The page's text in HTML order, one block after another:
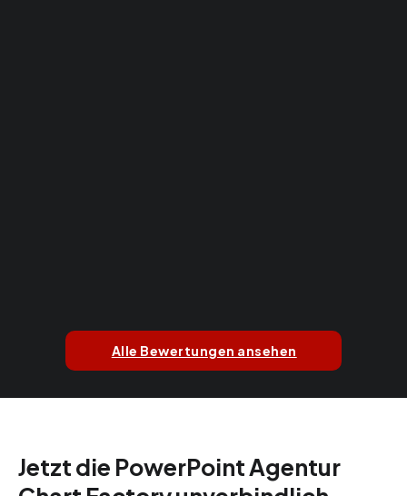
Alle Bewertungen ansehen
Jetzt die PowerPoint Agentur